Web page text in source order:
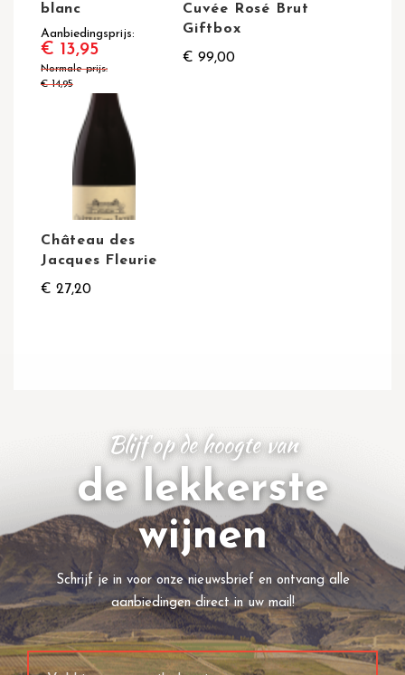
blanc
Aanbiedingsprijs
€ 13,95
Normale prijs
€ 14,95
Cuvée Rosé Brut
Giftbox
€ 99,00
Château des
Jacques Fleurie
€ 27,20
Blijf op de hoogte van
de lekkerste
wijnen
Schrijf je in voor onze nieuwsbrief en ontvang alle
aanbiedingen direct in uw mail!